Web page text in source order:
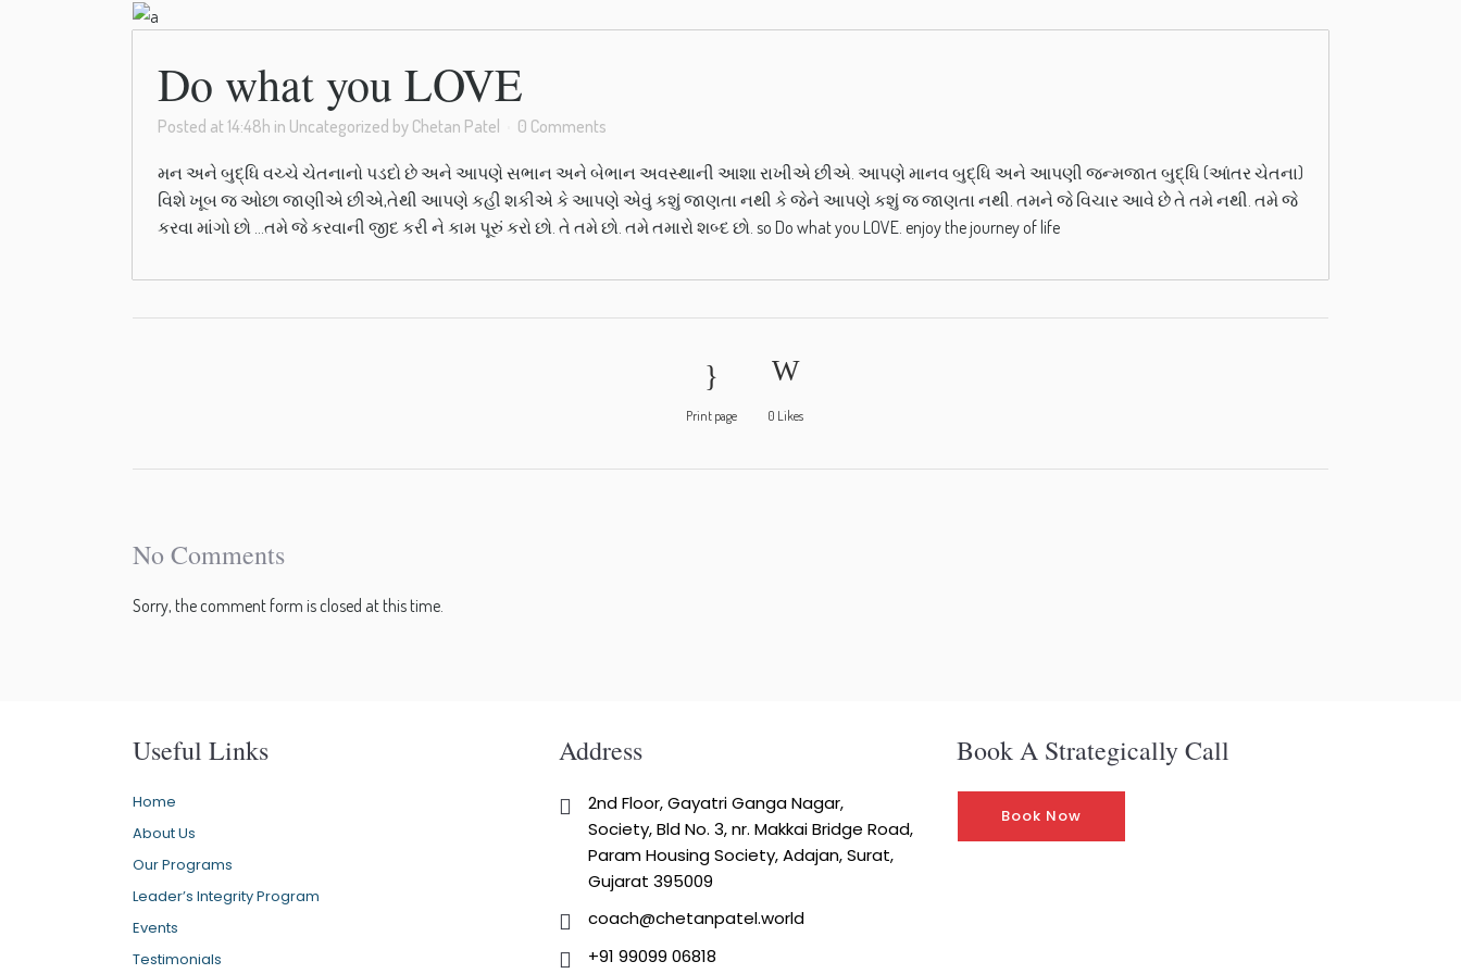
Do what you LOVE
Posted at 14:48h in Uncategorized by Chetan Patel 0 Comments
મન અને બુદ્ધિ વચ્ચે ચેતનાનો પડદો છે અને આપણે સભાન અને બેભાન અવસ્થાની આશા રાખીએ છીએ. આપણે માનવ બુદ્ધિ અને આપણી જન્મજાત બુદ્ધિ (આંતર ચેતના)
વિશે ખૂબ જ ઓછા જાણીએ છીએ,તેથી આપણે કહી શકીએ કે આપણે એવું કશું જાણતા નથી કે જેને આપણે કશું જ જાણતા નથી. તમને જે વિચાર આવે છે તે તમે નથી. તમે જે
કરવા માંગો છો …તમે જે કરવાની જીદ કરી ને કામ પૂરું કરો છો. તે તમે છો. તમે તમારો શબ્દ છો. so Do what you LOVE. enjoy the journey of life
Print page 0 Likes
No Comments
Sorry, the comment form is closed at this time.
Useful Links
Home
About Us
Our Programs
Leader’s Integrity Program
Events
Testimonials
Address
2nd Floor, Gayatri Ganga Nagar,
Society, Bld No. 3, nr. Makkai Bridge Road,
Param Housing Society, Adajan, Surat,
Gujarat 395009
coach@chetanpatel.world
+91 99099 06818
Book A Strategically Call
Book Now